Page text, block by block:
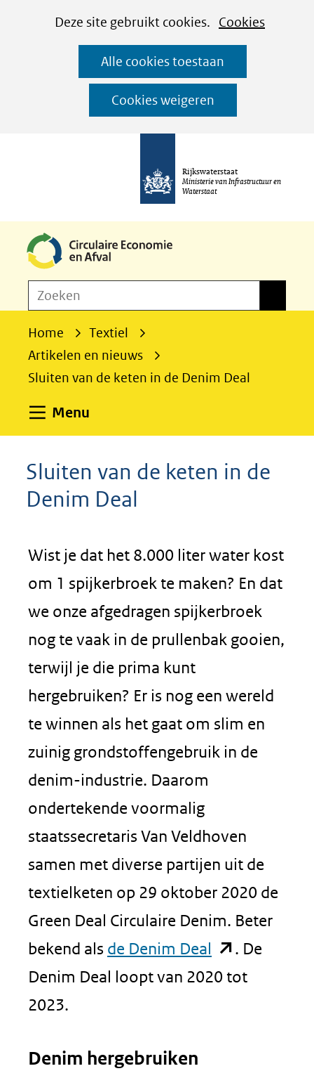
CookiesDeze site gebruikt cookies. Cookies
worden
toegestaan
geweigerd.
Alle cookies toestaan
Cookies weigeren
Ga
naar
de
inhoud
Rijkswaterstaat
Ministerie van Infrastructuur en
Waterstaat
o
Zoeken
Home
Textiel
Artikelen en nieuws
Sluiten van de keten in de Denim Deal
Menu
Sluiten van de keten in de
Denim Deal
Wist je dat het 8.000 liter water kost
om 1 spijkerbroek te maken? En dat
we onze afgedragen spijkerbroek
nog te vaak in de prullenbak gooien,
terwijl je die prima kunt
hergebruiken? Er is nog een wereld
te winnen als het gaat om slim en
zuinig grondstoffengebruik in de
denim-industrie. Daarom
ondertekende voormalig
staatssecretaris Van Veldhoven
samen met diverse partijen uit de
textielketen op 29 oktober 2020 de
Green Deal Circulaire Denim. Beter
bekend als de Denim Deal (opent
in
. De
Denim Deal loopt van 2020 tot
2023.
Denim hergebruiken